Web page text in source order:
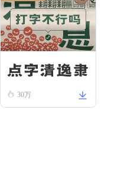
点字清逸隶
30万